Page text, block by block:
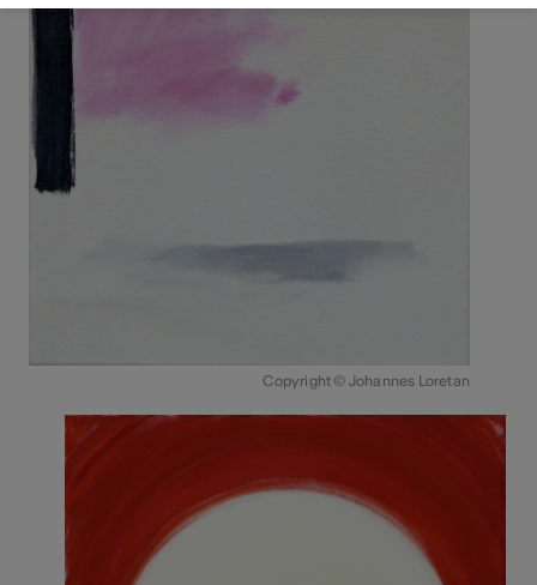
Copyright © Johannes Loretan